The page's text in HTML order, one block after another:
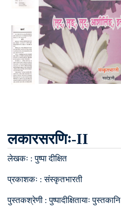
लकारसरणिः-II
लेखकः :पुष्पा दीक्षित
प्रकाशकः :संस्कृतभारती
पुस्तकश्रेणी :पुष्पादीक्षितायाः पुस्तकानि